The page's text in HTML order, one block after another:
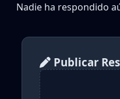
Nadie ha respondido
Publicar